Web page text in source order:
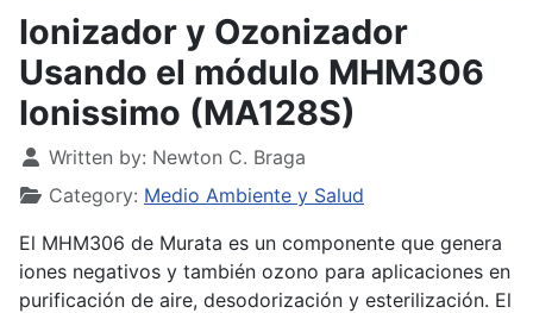
Ionizador y Ozonizador
Usando el módulo MHM306
Ionissimo (MA128S)
Details
Written by: Newton C. Braga
Category: Medio Ambiente y Salud
El MHM306 de Murata es un componente que genera
iones negativos y también ozono para aplicaciones en
purificación de aire, desodorización y esterilización. El